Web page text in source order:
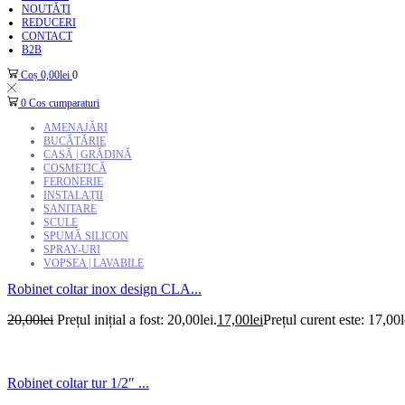
NOUTĂȚI
REDUCERI
CONTACT
B2B
Coș 0,00lei 0
0 Cos cumparaturi
AMENAJĂRI
BUCĂTĂRIE
CASĂ | GRĂDINĂ
COSMETICĂ
FERONERIE
INSTALAȚII
SANITARE
SCULE
SPUMĂ SILICON
SPRAY-URI
VOPSEA | LAVABILE
Robinet coltar inox design CLA...
20,00lei Prețul inițial a fost: 20,00lei.17,00leiPrețul curent este:
Robinet coltar tur 1/2″ ...